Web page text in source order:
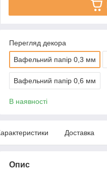
Перегляд декора
Вафельний папір 0,3 мм
Вафельний папір 0,6 мм
В наявності
Доставка
Опис